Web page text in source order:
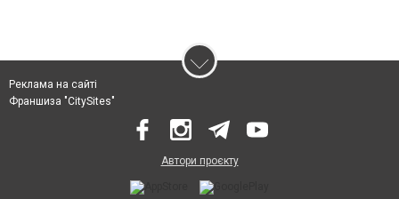
Реклама на сайті
Франшиза "CitySites"
Автори проєкту